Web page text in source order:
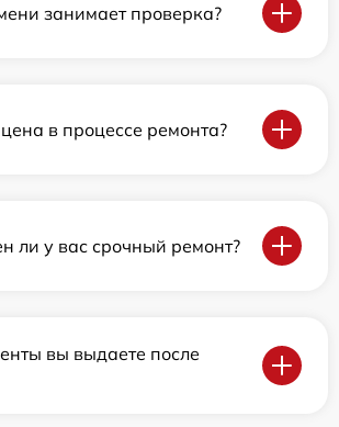
занимает проверка?
в процессе ремонта?
ли у вас срочный ремонт?
вы выдаете после